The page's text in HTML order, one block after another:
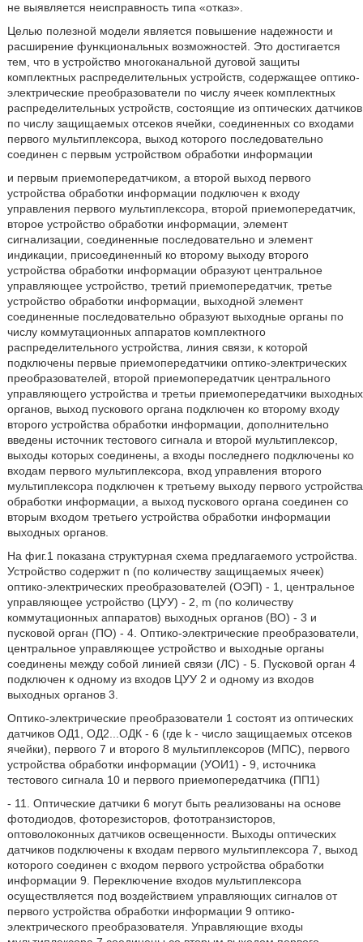
не выявляется неисправность типа «отказ».
Целью полезной модели является повышение надежности и
расширение функциональных возможностей. Это достигается
тем, что в устройство многоканальной дуговой защиты
комплектных распределительных устройств, содержащее оптико-
электрические преобразователи по числу ячеек комплектных
распределительных устройств, состоящие из оптических датчиков
по числу защищаемых отсеков ячейки, соединенных со входами
первого мультиплексора, выход которого последовательно
соединен с первым устройством обработки информации
и первым приемопередатчиком, а второй выход первого
устройства обработки информации подключен к входу
управления первого мультиплексора, второй приемопередатчик,
второе устройство обработки информации, элемент
сигнализации, соединенные последовательно и элемент
индикации, присоединенный ко второму выходу второго
устройства обработки информации образуют центральное
управляющее устройство, третий приемопередатчик, третье
устройство обработки информации, выходной элемент
соединенные последовательно образуют выходные органы по
числу коммутационных аппаратов комплектного
распределительного устройства, линия связи, к которой
подключены первые приемопередатчики оптико-электрических
преобразователей, второй приемопередатчик центрального
управляющего устройства и третьи приемопередатчики выходных
органов, выход пускового органа подключен ко второму входу
второго устройства обработки информации, дополнительно
введены источник тестового сигнала и второй мультиплексор,
выходы которых соединены, а входы последнего подключены ко
входам первого мультиплексора, вход управления второго
мультиплексора подключен к третьему выходу первого устройства
обработки информации, а выход пускового органа соединен со
вторым входом третьего устройства обработки информации
выходных органов.
На фиг.1 показана структурная схема предлагаемого устройства.
Устройство содержит n (по количеству защищаемых ячеек)
оптико-электрических преобразователей (ОЭП) - 1, центральное
управляющее устройство (ЦУУ) - 2, m (по количеству
коммутационных аппаратов) выходных органов (ВО) - 3 и
пусковой орган (ПО) - 4. Оптико-электрические преобразователи,
центральное управляющее устройство и выходные органы
соединены между собой линией связи (ЛС) - 5. Пусковой орган 4
подключен к одному из входов ЦУУ 2 и одному из входов
выходных органов 3.
Оптико-электрические преобразователи 1 состоят из оптических
датчиков ОД1, ОД2...OДК - 6 (где k - число защищаемых отсеков
ячейки), первого 7 и второго 8 мультиплексоров (МПС), первого
устройства обработки информации (УОИ1) - 9, источника
тестового сигнала 10 и первого приемопередатчика (ПП1)
- 11. Оптические датчики 6 могут быть реализованы на основе
фотодиодов, фоторезисторов, фототранзисторов,
оптоволоконных датчиков освещенности. Выходы оптических
датчиков подключены к входам первого мультиплексора 7, выход
которого соединен с входом первого устройства обработки
информации 9. Переключение входов мультиплексора
осуществляется под воздействием управляющих сигналов от
первого устройства обработки информации 9 оптико-
электрического преобразователя. Управляющие входы